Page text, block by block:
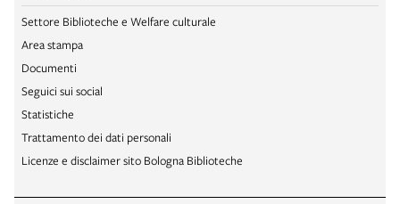
Settore Biblioteche e Welfare culturale
Area stampa
Documenti
Seguici sui social
Statistiche
Trattamento dei dati personali
Licenze e disclaimer sito Bologna Biblioteche